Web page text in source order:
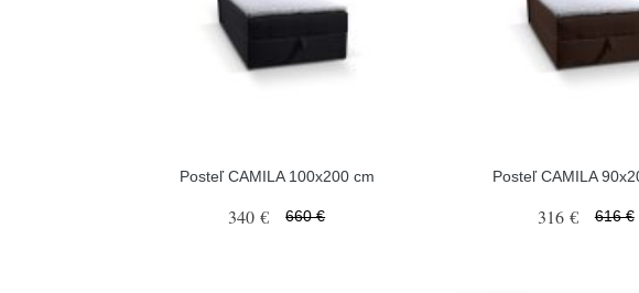
Posteľ CAMILA 100x200 cm
340 € 660 €
Posteľ CAMILA
316 € 616 €